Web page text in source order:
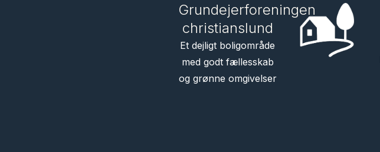
Grundejerforeningen
christianslund
Et dejligt boligområde
med godt fællesskab
og grønne omgivelser